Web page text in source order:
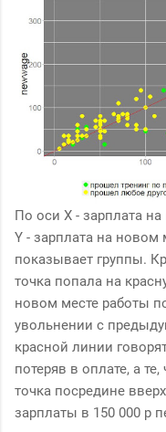
По оси X - зарплата
Y - зарплата на новом
показывает группы.
точка попала на
новом месте работы
увольнении с
красной линии
потеряв в оплате, а
точка посредине
зарплаты в 150 000 р